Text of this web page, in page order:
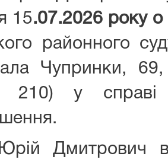
15.07.2026 року о
районного
Чупринки,
у справі
Дмитрович